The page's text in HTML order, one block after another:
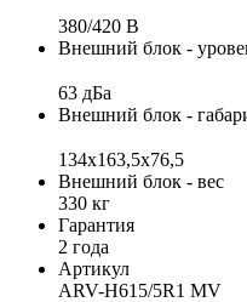
380/420 В
Внешний блок -
63 дБа
Внешний блок -
134x163,5x76,5
Внешний блок - вес
330 кг
Гарантия
2 года
Артикул
ARV-H615/5R1 MV